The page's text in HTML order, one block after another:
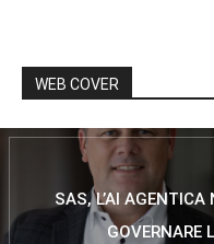
WEB COVER
SAS, L’AI
GOVERNARE